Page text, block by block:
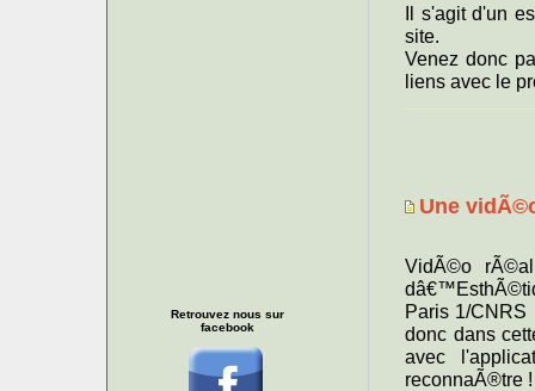
Il s'agit d'un
site.
Venez donc
liens avec le
Une
VidÃ©o
Paris 1/CNRS
donc dans
avec
reconnaÃ®tre !
Retrouvez nous sur
facebook